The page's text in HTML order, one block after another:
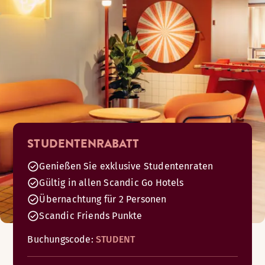
STUDENTENRABATT
Genießen Sie exklusive Studentenraten
Gültig in allen Scandic Go Hotels
Übernachtung für 2 Personen
Scandic Friends Punkte
Buchungscode: STUDENT